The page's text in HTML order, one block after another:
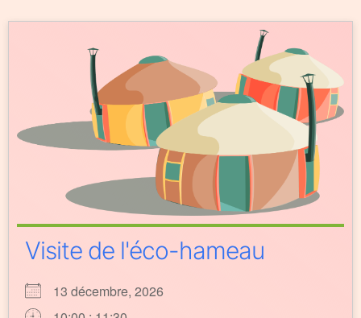
Visite de l'éco-hameau
13 décembre, 2026